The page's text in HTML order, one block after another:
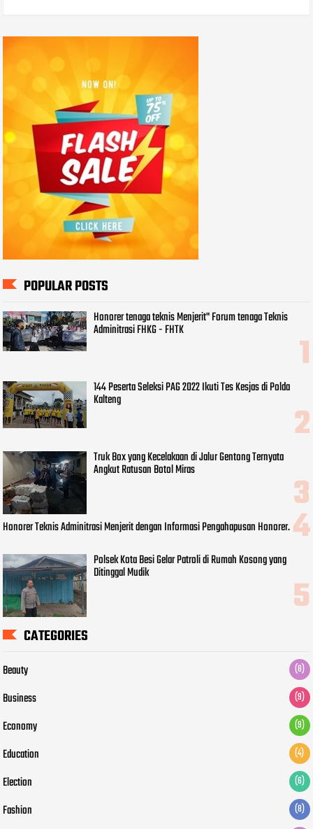
POPULAR POSTS
Honorer tenaga teknis Menjerit" Forum tenaga Teknis
Adminitrasi FHKG - FHTK
144 Peserta Seleksi PAG 2022 Ikuti Tes Kesjas di Polda
Kalteng
Truk Box yang Kecelakaan di Jalur Gentong Ternyata
Angkut Ratusan Botol Miras
Honorer Teknis Adminitrasi Menjerit dengan Informasi Pengahapusan Honorer.
Polsek Kota Besi Gelar Patroli di Rumah Kosong yang
Ditinggal Mudik
CATEGORIES
Beauty (8)
Business (9)
Economy (9)
Education (4)
Election (6)
Fashion (8)